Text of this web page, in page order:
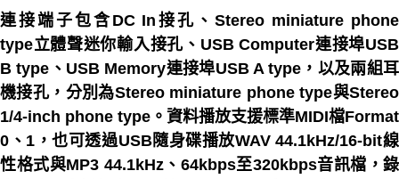
連接端子包含DC In接孔、Stereo miniature phone
type立體聲迷你輸入接孔、USB Computer連接埠USB
B type、USB Memory連接埠USB A type，以及兩組耳
機接孔，分別為Stereo miniature phone type與Stereo
1/4-inch phone type。資料播放支援標準MIDI檔Format
0、1，也可透過USB隨身碟播放WAV 44.1kHz/16-bit線
性格式與MP3 44.1kHz、64kbps至320kbps音訊檔，錄